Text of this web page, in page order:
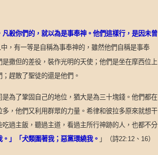
殺你們的，就以為是事奉神。他們這樣行，是因未曾
，有一等是自稱為事奉神的，雖然他們自稱是事奉
是撒但的差役，裝作光明的天使；他們是坐在摩西位上
趕散了聖徒的還是他們。
為了鞏固自己的地位，猶大是為三十塊錢。他們都在
，他們又利用群眾的力量。希律和彼拉多原來就想干
過主飯，聽過主道，看過主所行神跡的人，也都不分
」「犬類圍著我；惡黨環繞我。 」（詩22:12 、 16）